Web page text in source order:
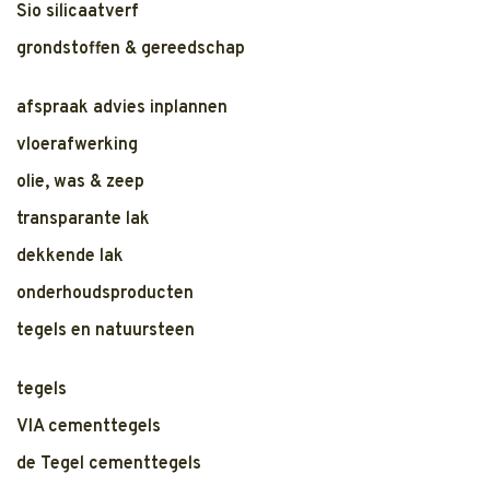
Sio silicaatverf
grondstoffen & gereedschap
afspraak advies inplannen
vloerafwerking
olie, was & zeep
transparante lak
dekkende lak
onderhoudsproducten
tegels en natuursteen
tegels
VIA cementtegels
de Tegel cementtegels